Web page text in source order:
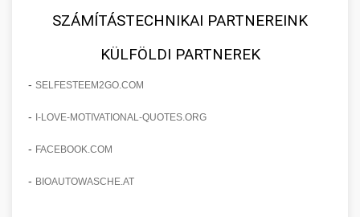
SZÁMÍTÁSTECHNIKAI PARTNEREINK
KÜLFÖLDI PARTNEREK
- SELFESTEEM2GO.COM
- I-LOVE-MOTIVATIONAL-QUOTES.ORG
- FACEBOOK.COM
- BIOAUTOWASCHE.AT